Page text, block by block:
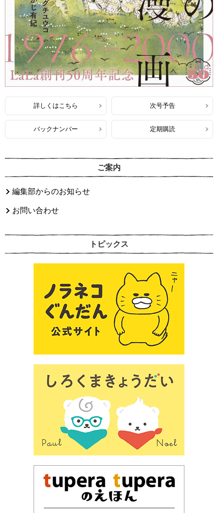
詳しくはこちら 次号予告
バックナンバー 定期購読
ご案内
編集部からのお知らせ
お問い合わせ
トピックス